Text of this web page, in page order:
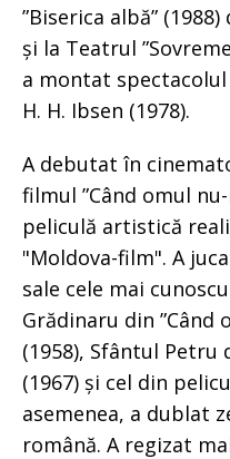
”Biserica albă”
și la Teatrul
a montat spectacolul
H. H. Ibsen (1978).
A debutat în
filmul ”Când omul
peliculă artistică
"Moldova-film". A
sale cele mai
Grădinaru din ”Când
(1958), Sfântul Petru
(1967) și cel din
asemenea, a dublat
română. A regizat